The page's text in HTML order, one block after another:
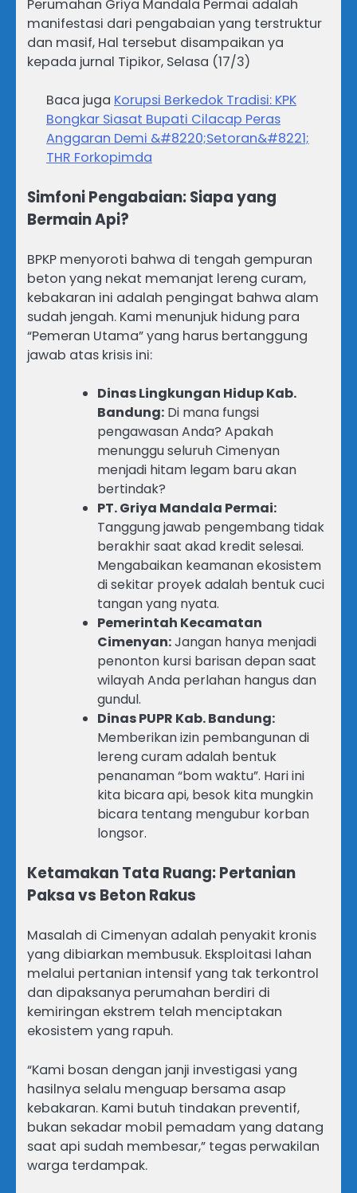
Perumahan Griya Mandala Permai adalah
manifestasi dari pengabaian yang terstruktur
dan masif, Hal tersebut disampaikan ya
kepada jurnal Tipikor, Selasa (17/3)
Baca juga Korupsi Berkedok Tradisi: KPK
Bongkar Siasat Bupati Cilacap Peras
Anggaran Demi &#8220;Setoran&#8221;
THR Forkopimda
Simfoni Pengabaian: Siapa yang
Bermain Api?
BPKP menyoroti bahwa di tengah gempuran
beton yang nekat memanjat lereng curam,
kebakaran ini adalah pengingat bahwa alam
sudah jengah. Kami menunjuk hidung para
“Pemeran Utama” yang harus bertanggung
jawab atas krisis ini:
Dinas Lingkungan Hidup Kab.
Bandung: Di mana fungsi
pengawasan Anda? Apakah
menunggu seluruh Cimenyan
menjadi hitam legam baru akan
bertindak?
PT. Griya Mandala Permai:
Tanggung jawab pengembang tidak
berakhir saat akad kredit selesai.
Mengabaikan keamanan ekosistem
di sekitar proyek adalah bentuk cuci
tangan yang nyata.
Pemerintah Kecamatan
Cimenyan:Jangan hanya menjadi
penonton kursi barisan depan saat
wilayah Anda perlahan hangus dan
gundul.
Dinas PUPR Kab. Bandung:
Memberikan izin pembangunan di
lereng curam adalah bentuk
penanaman “bom waktu”. Hari ini
kita bicara api, besok kita mungkin
bicara tentang mengubur korban
longsor.
Ketamakan Tata Ruang: Pertanian
Paksa vs Beton Rakus
Masalah di Cimenyan adalah penyakit kronis
yang dibiarkan membusuk. Eksploitasi lahan
melalui pertanian intensif yang tak terkontrol
dan dipaksanya perumahan berdiri di
kemiringan ekstrem telah menciptakan
ekosistem yang rapuh.
“Kami bosan dengan janji investigasi yang
hasilnya selalu menguap bersama asap
kebakaran. Kami butuh tindakan preventif,
bukan sekadar mobil pemadam yang datang
saat api sudah membesar,” tegas perwakilan
warga terdampak.